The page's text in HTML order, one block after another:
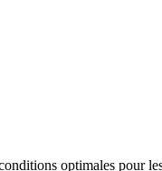
optimales pour